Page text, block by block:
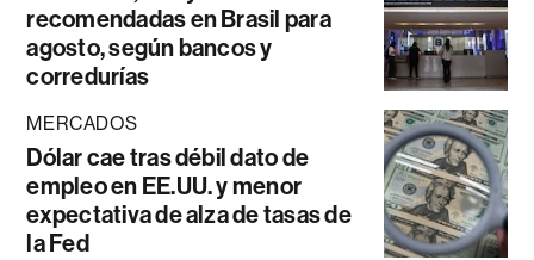
recomendadas en Brasil para
agosto, según bancos y
corredurías
MERCADOS
Dólar cae tras débil dato de
empleo en EE.UU. y menor
expectativa de alza de tasas de
la Fed